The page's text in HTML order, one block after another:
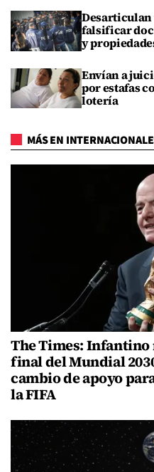
Desarticulan
falsificar
y
Envían a
por estafas
lotería
MÁS EN
The Times: Infantino
final del Mundial
cambio de apoyo
la FIFA